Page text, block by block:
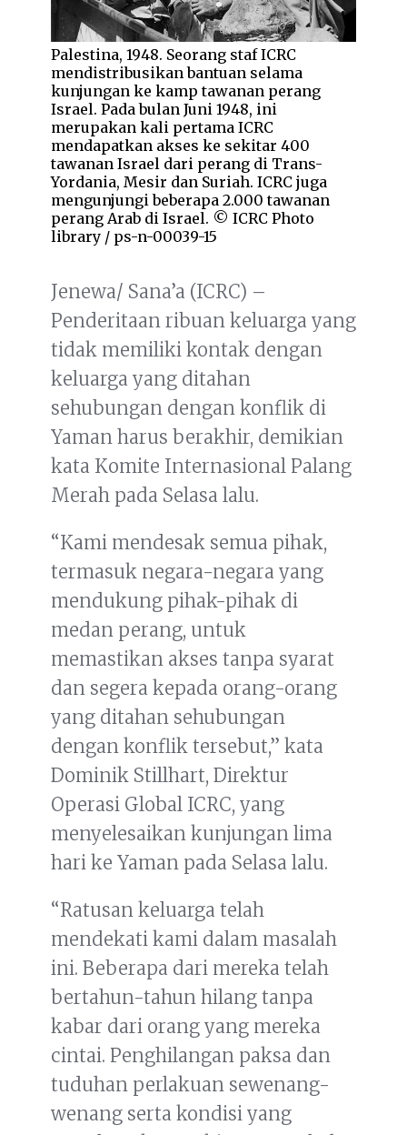
Palestina, 1948. Seorang staf ICRC
mendistribusikan bantuan selama
kunjungan ke kamp tawanan perang
Israel. Pada bulan Juni 1948, ini
merupakan kali pertama ICRC
mendapatkan akses ke sekitar 400
tawanan Israel dari perang di Trans-
Yordania, Mesir dan Suriah. ICRC juga
mengunjungi beberapa 2.000 tawanan
perang Arab di Israel. © ICRC Photo
library / ps-n-00039-15
Jenewa/ Sana’a (ICRC) –
Penderitaan ribuan keluarga yang
tidak memiliki kontak dengan
keluarga yang ditahan
sehubungan dengan konflik di
Yaman harus berakhir, demikian
kata Komite Internasional Palang
Merah pada Selasa lalu.
“Kami mendesak semua pihak,
termasuk negara-negara yang
mendukung pihak-pihak di
medan perang, untuk
memastikan akses tanpa syarat
dan segera kepada orang-orang
yang ditahan sehubungan
dengan konflik tersebut,” kata
Dominik Stillhart, Direktur
Operasi Global ICRC, yang
menyelesaikan kunjungan lima
hari ke Yaman pada Selasa lalu.
“Ratusan keluarga telah
mendekati kami dalam masalah
ini. Beberapa dari mereka telah
bertahun-tahun hilang tanpa
kabar dari orang yang mereka
cintai. Penghilangan paksa dan
tuduhan perlakuan sewenang-
wenang serta kondisi yang